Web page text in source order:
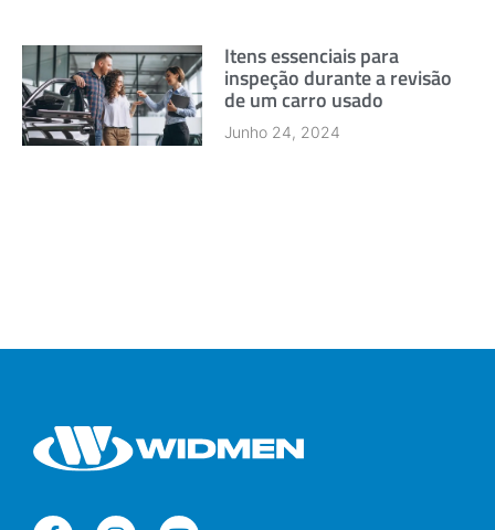
Itens essenciais para
inspeção durante a revisão
de um carro usado
Junho 24, 2024